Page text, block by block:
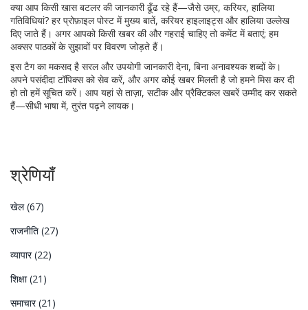
क्या आप किसी खास बटलर की जानकारी ढूँढ रहे हैं—जैसे उम्र, करियर, हालिया
गतिविधियां? हर प्रोफ़ाइल पोस्ट में मुख्य बातें, करियर हाइलाइट्स और हालिया उल्लेख
दिए जाते हैं। अगर आपको किसी खबर की और गहराई चाहिए तो कमेंट में बताएं; हम
अक्सर पाठकों के सुझावों पर विवरण जोड़ते हैं।
इस टैग का मकसद है सरल और उपयोगी जानकारी देना, बिना अनावश्यक शब्दों के।
अपने पसंदीदा टॉपिक्स को सेव करें, और अगर कोई खबर मिलती है जो हमने मिस कर दी
हो तो हमें सूचित करें। आप यहां से ताज़ा, सटीक और प्रैक्टिकल खबरें उम्मीद कर सकते
हैं—सीधी भाषा में, तुरंत पढ़ने लायक।
श्रेणियाँ
खेल(67)
राजनीति (27)
व्यापार(22)
शिक्षा(21)
समाचार(21)